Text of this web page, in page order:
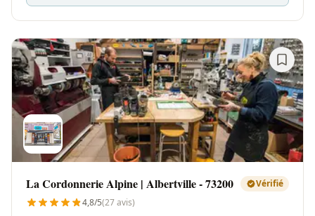
La Cordonnerie Alpine | Albertville - 73200
Vérifié
4,8/5(27 avis)